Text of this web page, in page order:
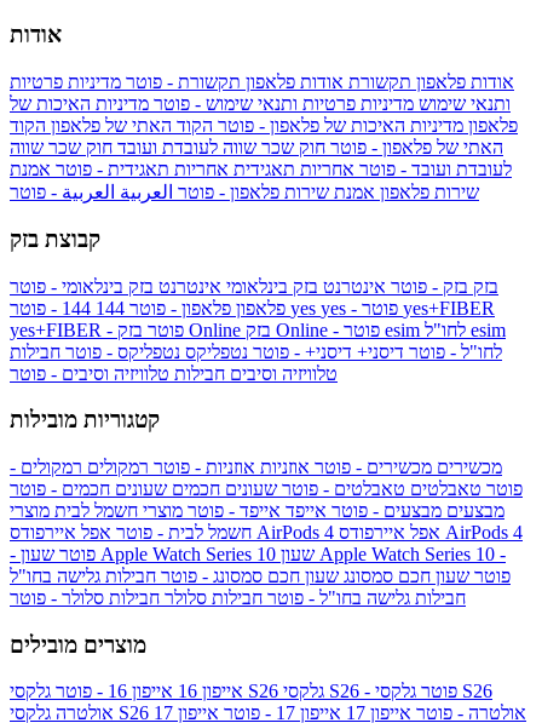
אודות
אודות פלאפון תקשורת אודות פלאפון תקשורת - פוטר מדיניות פרטיות
ותנאי שימוש מדיניות פרטיות ותנאי שימוש - פוטר מדיניות האיכות של
פלאפון מדיניות האיכות של פלאפון - פוטר הקוד האתי של פלאפון הקוד
האתי של פלאפון - פוטר חוק שכר שווה לעובדת ועובד חוק שכר שווה
לעובדת ועובד - פוטר אחריות תאגידית אחריות תאגידית - פוטר אמנת
שירות פלאפון אמנת שירות פלאפון - פוטר العربية العربية - פוטר
קבוצת בזק
בזק בזק - פוטר אינטרנט בזק בינלאומי אינטרנט בזק בינלאומי - פוטר
פלאפון פלאפון - פוטר 144 yes
yes+FIBER
yes+FIBER - פוטר בזק Online
esim
לחו"ל - פוטר דיסני+ דיסני+ - פוטר נטפליקס נטפליקס - פוטר חבילות
טלוויזיה וסיבים חבילות טלוויזיה וסיבים - פוטר
קטגוריות מובילות
מכשירים מכשירים - פוטר אוזניות אוזניות - פוטר רמקולים רמקולים -
פוטר טאבלטים טאבלטים - פוטר שעונים חכמים שעונים חכמים - פוטר
מבצעים מבצעים - פוטר אייפד אייפד - פוטר מוצרי חשמל לבית מוצרי
חשמל לבית - פוטר אפל איירפודס AirPods 4 אפל איירפודס AirPods 4
- פוטר שעון Apple Watch Series 10 שעון Apple Watch Series 10 -
פוטר שעון חכם סמסונג שעון חכם סמסונג - פוטר חבילות גלישה בחו"ל
חבילות גלישה בחו"ל - פוטר חבילות סלולר חבילות סלולר - פוטר
מוצרים מובילים
אייפון 16 אייפון 16 - פוטר גלקסי S26 גלקסי S26 - פוטר גלקסי S26
אולטרה
גלקסי S26 אולטרה - פוטר אייפון 17 אייפון 17 - פוטר אייפון 17